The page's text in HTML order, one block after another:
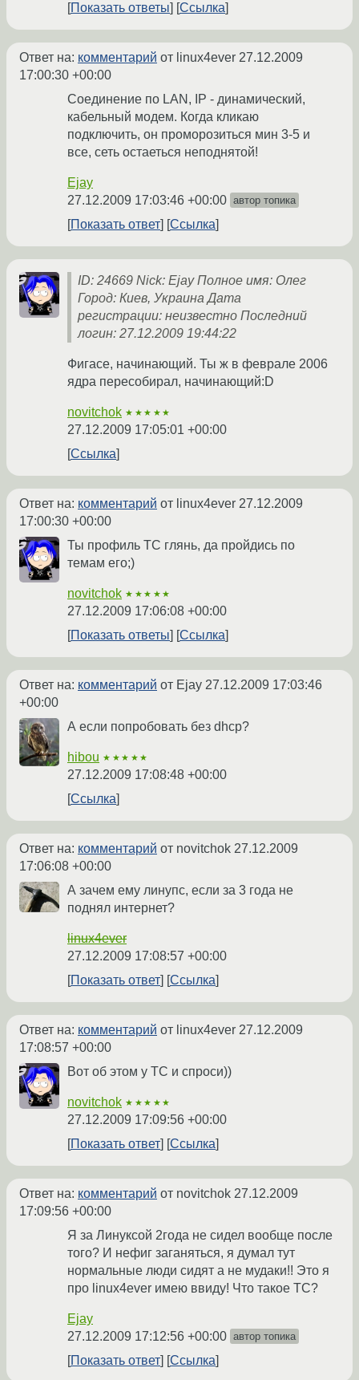
Показать ответы
Ссылка
Ответ на: комментарий от linux4ever 27.12.2009
17:00:30 +00:00
Соединение по LAN, IP - динамический,
кабельный модем. Когда кликаю
подключить, он проморозиться мин 3-5 и
все, сеть остаеться неподнятой!
Ejay
27.12.2009 17:03:46 +00:00 автор топика
Показать ответ Ссылка
ID: 24669 Nick: Ejay Полное имя: Олег
Город: Киев, Украина Дата
регистрации: неизвестно Последний
логин: 27.12.2009 19:44:22
Фигасе, начинающий. Ты ж в феврале 2006
ядра пересобирал, начинающий:D
novitchok ★★★★★
27.12.2009 17:05:01 +00:00
Ссылка
Ответ на: комментарий от linux4ever 27.12.2009
17:00:30 +00:00
Ты профиль ТС глянь, да пройдись по
темам его;)
novitchok ★★★★★
27.12.2009 17:06:08 +00:00
Показать ответы
Ссылка
Ответ на: комментарий от Ejay 27.12.2009 17:03:46
+00:00
А если попробовать без dhcp?
hibou ★★★★★
27.12.2009 17:08:48 +00:00
Ссылка
Ответ на: комментарий от novitchok 27.12.2009
17:06:08 +00:00
А зачем ему линупс, если за 3 года не
поднял интернет?
linux4ever
27.12.2009 17:08:57 +00:00
Показать ответ
Ссылка
Ответ на: комментарий от linux4ever 27.12.2009
17:08:57 +00:00
Вот об этом у ТС и спроси))
novitchok ★★★★★
27.12.2009 17:09:56 +00:00
Показать ответ
Ссылка
Ответ на: комментарий от novitchok 27.12.2009
17:09:56 +00:00
Я за Линуксой 2года не сидел вообще после
того? И нефиг заганяться, я думал тут
нормальные люди сидят а не мудаки!! Это я
про linux4ever имею ввиду! Что такое ТС?
Ejay
27.12.2009 17:12:56 +00:00 автор топика
Показать ответ Ссылка